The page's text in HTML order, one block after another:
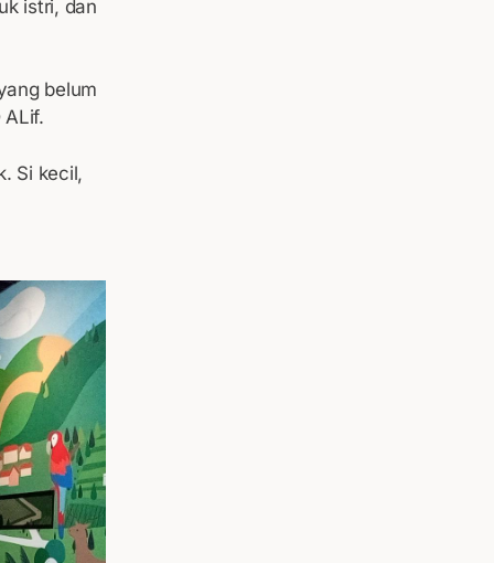
istri, dan
belum
ALif.
Si kecil,